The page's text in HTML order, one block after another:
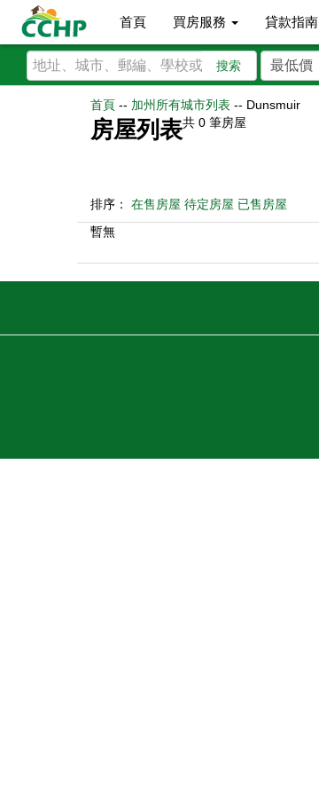
首頁 買房服務 貸款指南
搜索
首頁 -- 加州所有城市列表 -- Dunsmuir
房屋列表共 0 筆房屋
排序： 在售房屋 待定房屋 已售房屋
暫無